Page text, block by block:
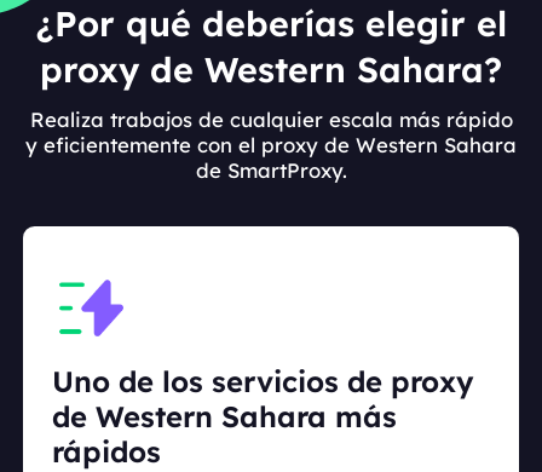
¿Por qué deberías elegir el
proxy de Western Sahara?
Realiza trabajos de cualquier escala más rápido
y eficientemente con el proxy de Western Sahara
de SmartProxy.
Uno de los servicios de proxy
de Western Sahara más
rápidos